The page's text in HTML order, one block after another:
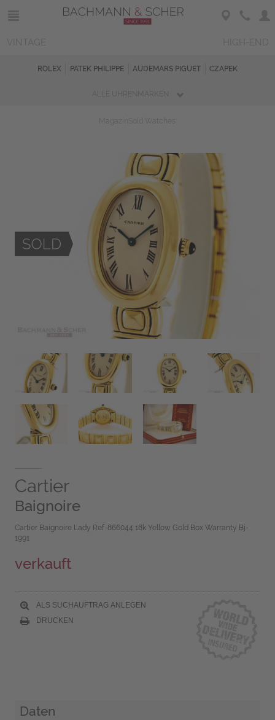
ROLEX PATEK PHILIPPE AUDEMARS PIGUET CZAPEK
Cartier
Baignoire
Cartier Baignoire Lady Ref-866044 18k Yellow Gold Box Warranty Bj-
1991
verkauft
ALS SUCHAUFTRAG ANLEGEN
DRUCKEN
Daten